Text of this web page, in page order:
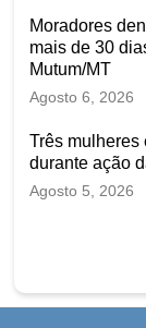
Moradores
mais de 30
Mutum/MT
Agosto 6, 2026
Três mulheres
durante ação
Agosto 5, 2026